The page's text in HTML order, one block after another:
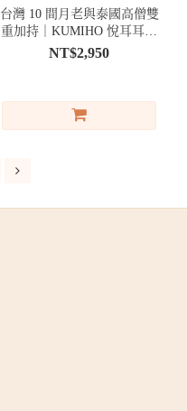
台灣 10 間月老與泰國高僧雙
重加持｜KUMIHO 悅耳耳環
｜人緣鳥 925 純銀
NT$2,950